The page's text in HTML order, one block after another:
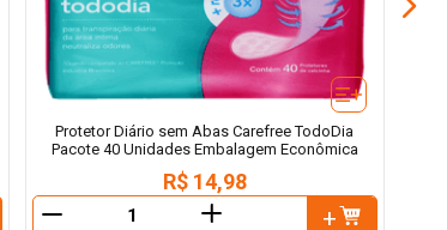
Protetor Diário sem Abas Carefree TodoDia
Pacote 40 Unidades Embalagem Econômica
R$ 14,98
＋